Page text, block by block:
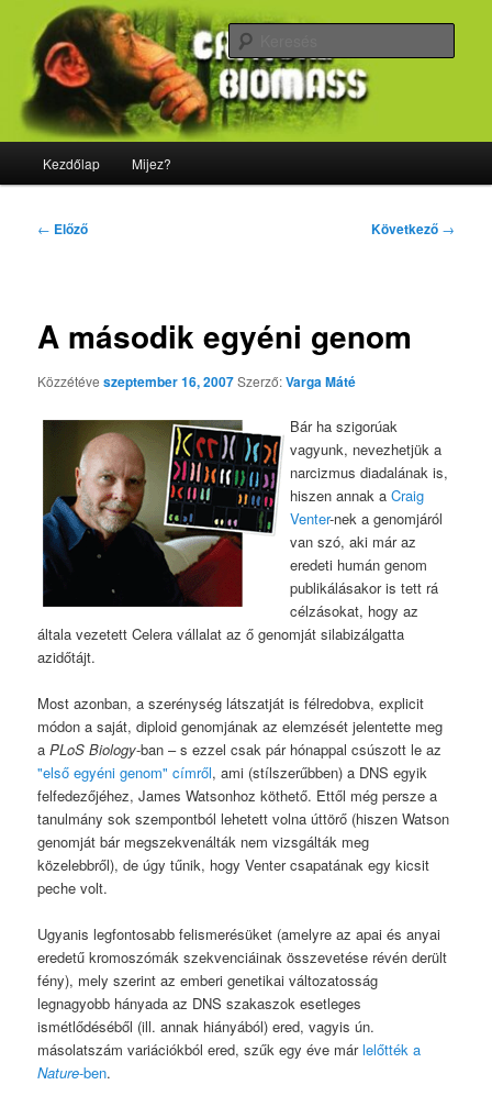
elsődleges
tartalomraCriticalBiomass
Majdnem minden, ami biológia
Kezdőlap Mijez?
Bejegyzés
← Előző Következő →
A második egyéni genom
Közzétéveszeptember 16, 2007Szerző:Varga Máté
Bár ha szigorúak
vagyunk, nevezhetjük a
narcizmus diadalának is,
hiszen annak aCraig
Venter-nek a genomjáról
van szó, aki már az
eredeti humán genom
publikálásakor is tett rá
célzásokat, hogy az
általa vezetett Celera vállalat az ő genomját silabizálgatta
azidőtájt.
Most azonban, a szerénység látszatját is félredobva, explicit
módon a saját, diploid genomjának az elemzését jelentette meg
aPLoS Biology-ban – s ezzel csak pár hónappal csúszott le az
"első egyéni genom" címről, ami (stílszerűbben) a DNS egyik
felfedezőjéhez, James Watsonhoz köthető. Ettől még persze a
tanulmány sok szempontból lehetett volna úttörő (hiszen Watson
genomját bár megszekvenálták nem vizsgálták meg
közelebbről), de úgy tűnik, hogy Venter csapatának egy kicsit
peche volt.
Ugyanis legfontosabb felismerésüket (amelyre az apai és anyai
eredetű kromoszómák szekvenciáinak összevetése révén derült
fény), mely szerint az emberi genetikai változatosság
legnagyobb hányada az DNS szakaszok esetleges
ismétlődéséből (ill. annak hiányából) ered, vagyis ún.
másolatszám variációkból ered, szűk egy éve márlelőtték a
Nature-ben.